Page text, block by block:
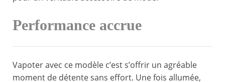
Performance accrue
Vapoter avec ce modèle c’est s’offrir un agréable
moment de détente sans effort. Une fois allumée,